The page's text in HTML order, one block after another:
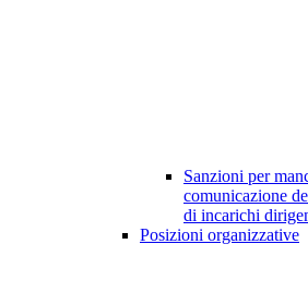
Sanzioni per
comunicazione
di incarichi
Posizioni organizzative